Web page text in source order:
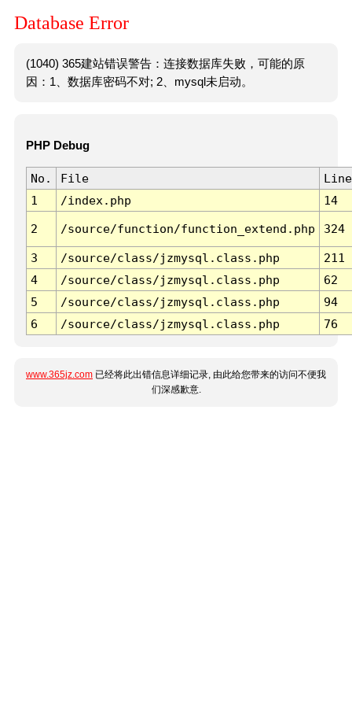
Database Error
(1040) 365建站错误警告：连接数据库失败，可能的原
因：1、数据库密码不对; 2、mysql未启动。
PHP Debug
No. File
Line
1
/index.php 14
2 /source/function/function_extend.php 324
3 /source/class/jzmysql.class.php
211
4
/source/class/jzmysql.class.php
62
5
/source/class/jzmysql.class.php
94
6
/source/class/jzmysql.class.php 76
www.365jz.com 已经将此出错信息详细记录, 由此给您带来的访问不便我
们深感歉意.